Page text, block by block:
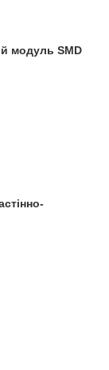
модуль SMD